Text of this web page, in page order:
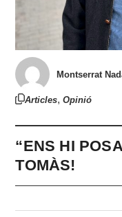
Montserrat
Articles,Opinió
“ENS HI
TOMÀS!